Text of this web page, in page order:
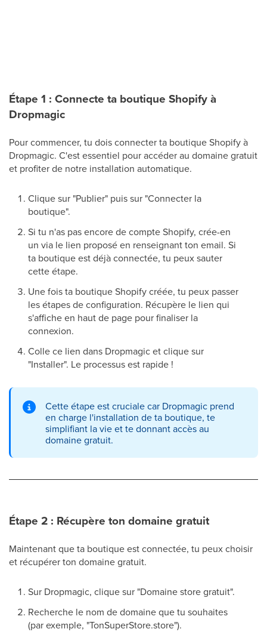
Étape 1 : Connecte ta boutique Shopify à
Dropmagic
Pour commencer, tu dois connecter ta boutique Shopify à
Dropmagic. C'est essentiel pour accéder au domaine gratuit
et profiter de notre installation automatique.
Clique sur "Publier" puis sur "Connecter la
boutique".
Si tu n'as pas encore de compte Shopify, crée-en
un via le lien proposé en renseignant ton email. Si
ta boutique est déjà connectée, tu peux sauter
cette étape.
Une fois ta boutique Shopify créée, tu peux passer
les étapes de configuration. Récupère le lien qui
s'affiche en haut de page pour finaliser la
connexion.
Colle ce lien dans Dropmagic et clique sur
"Installer". Le processus est rapide !
Cette étape est cruciale car Dropmagic prend
en charge l'installation de ta boutique, te
simplifiant la vie et te donnant accès au
domaine gratuit.
Étape 2 : Récupère ton domaine gratuit
Maintenant que ta boutique est connectée, tu peux choisir
et récupérer ton domaine gratuit.
Sur Dropmagic, clique sur "Domaine store gratuit".
Recherche le nom de domaine que tu souhaites
(par exemple, "TonSuperStore.store").